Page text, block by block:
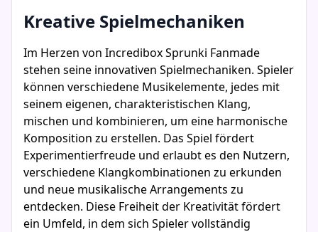
Kreative Spielmechaniken
Im Herzen von Incredibox Sprunki Fanmade
stehen seine innovativen Spielmechaniken. Spieler
können verschiedene Musikelemente, jedes mit
seinem eigenen, charakteristischen Klang,
mischen und kombinieren, um eine harmonische
Komposition zu erstellen. Das Spiel fördert
Experimentierfreude und erlaubt es den Nutzern,
verschiedene Klangkombinationen zu erkunden
und neue musikalische Arrangements zu
entdecken. Diese Freiheit der Kreativität fördert
ein Umfeld, in dem sich Spieler vollständig